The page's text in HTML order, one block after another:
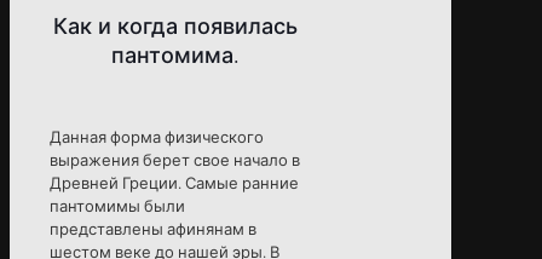
Как и когда появилась
пантомима.
Данная форма физического
выражения берет свое начало в
Древней Греции. Самые ранние
пантомимы были
представлены афинянам в
шестом веке до нашей эры. В